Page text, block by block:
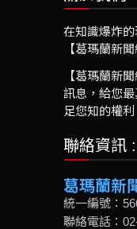
在知識爆炸的
【葛瑪蘭新
【葛瑪蘭新
訊息，給您
足您知的權利
聯絡資訊 :
葛瑪蘭新
統一編號：
聯絡電話：